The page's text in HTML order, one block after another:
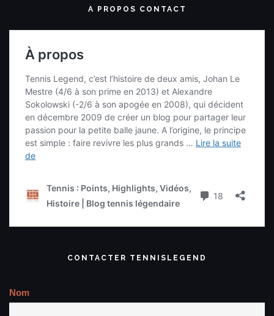
A PROPOS CONTACT
CONTACTER TENNISLEGEND
Nom